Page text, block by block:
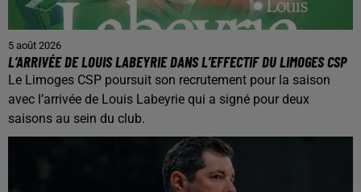
5 août 2026
L’ARRIVÉE DE LOUIS LABEYRIE DANS L’EFFECTIF DU LIMOGES CSP
Le Limoges CSP poursuit son recrutement pour la saison
avec l’arrivée de Louis Labeyrie qui a signé pour deux
saisons au sein du club.